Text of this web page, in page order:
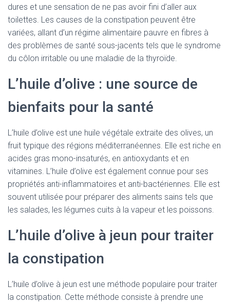
dures et une sensation de ne pas avoir fini d’aller aux
toilettes. Les causes de la constipation peuvent être
variées, allant d’un régime alimentaire pauvre en fibres à
des problèmes de santé sous-jacents tels que le syndrome
du côlon irritable ou une maladie de la thyroïde.
L’huile d’olive : une source de
bienfaits pour la santé
L’huile d’olive est une huile végétale extraite des olives, un
fruit typique des régions méditerranéennes. Elle est riche en
acides gras mono-insaturés, en antioxydants et en
vitamines. L’huile d’olive est également connue pour ses
propriétés anti-inflammatoires et anti-bactériennes. Elle est
souvent utilisée pour préparer des aliments sains tels que
les salades, les légumes cuits à la vapeur et les poissons.
L’huile d’olive à jeun pour traiter
la constipation
L’huile d’olive à jeun est une méthode populaire pour traiter
la constipation. Cette méthode consiste à prendre une